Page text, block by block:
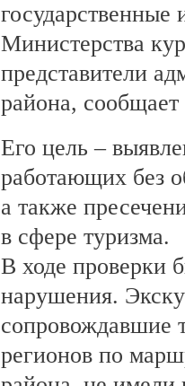
государственные
Министерства
представители
района,
Его цель –
работающих без
а также
в сфере туризма.
В ходе проверки
нарушения.
сопровождавшие
регионов по